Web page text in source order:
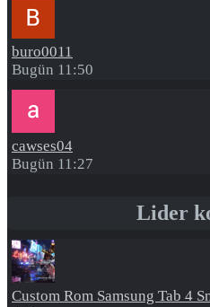
buro0011
Bugün 11:50
cawses04
Bugün 11:27
Lider
Custom Rom Samsung Tab 4 Sm-T230